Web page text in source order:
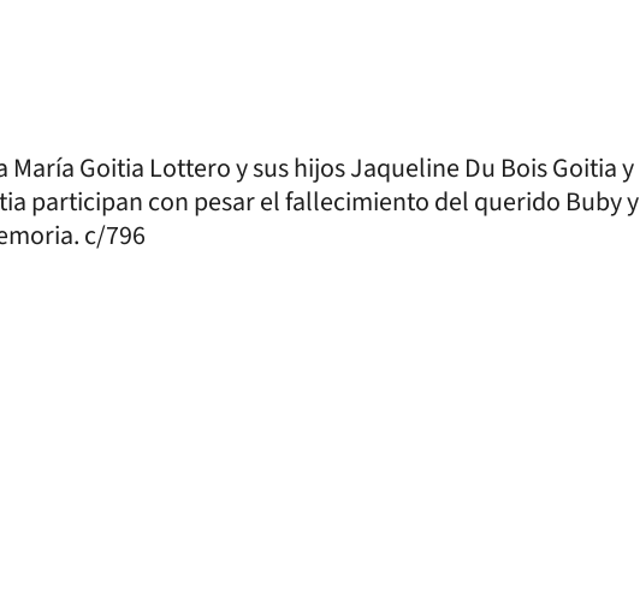
Goitia Lottero y sus hijos Jaqueline Du Bois Goitia y
participan con pesar el fallecimiento del querido Buby y
c/796